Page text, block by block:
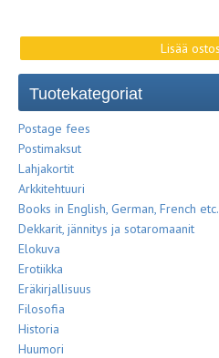
Tuotekategoriat
Postage fees
Postimaksut
Lahjakortit
Arkkitehtuuri
Books in English, German, French etc.
Dekkarit, jännitys ja sotaromaanit
Elokuva
Erotiikka
Eräkirjallisuus
Filosofia
Historia
Huumori